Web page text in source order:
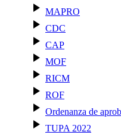
play_arrow MAPRO
play_arrow CDC
play_arrow CAP
play_arrow MOF
play_arrow RICM
play_arrow ROF
play_arrow Ordenanza de
play_arrow TUPA 2022